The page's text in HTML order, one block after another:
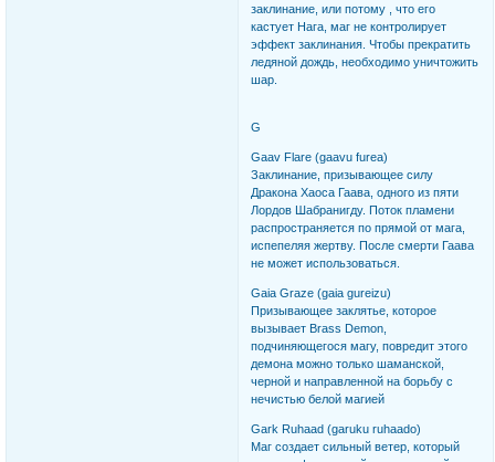
заклинание, или потому , что его
кастует Нага, маг не контролирует
эффект заклинания. Чтобы прекратить
ледяной дождь, необходимо уничтожить
шар.
G
Gaav Flare (gaavu furea)
Заклинание, призывающее силу
Дракона Хаоса Гаава, одного из пяти
Лордов Шабранигду. Поток пламени
распространяется по прямой от мага,
испепеляя жертву. После смерти Гаава
не может использоваться.
Gaia Graze (gaia gureizu)
Призывающее заклятье, которое
вызывает Brass Demon,
подчиняющегося магу, повредит этого
демона можно только шаманской,
черной и направленной на борьбу с
нечистью белой магией
Gark Ruhaad (garuku ruhaado)
Маг создает сильный ветер, который